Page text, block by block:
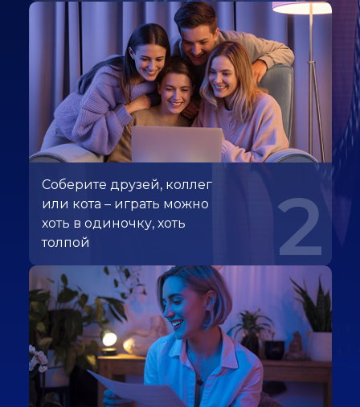
Соберите друзей, коллег
или кота – играть можно
хоть в одиночку, хоть
толпой
2